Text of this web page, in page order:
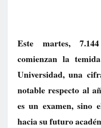
Este martes, 7.144
comienzan la
Universidad, una
notable respecto al
es un examen, sino
hacia su futuro